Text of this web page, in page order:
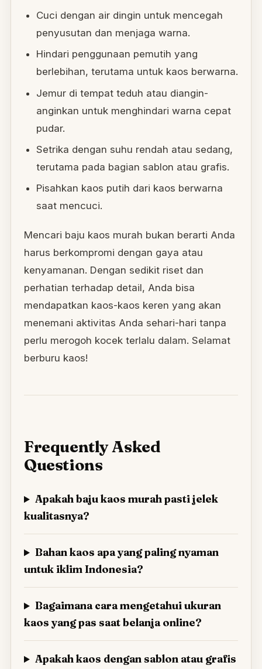
Cuci dengan air dingin untuk mencegah
penyusutan dan menjaga warna.
Hindari penggunaan pemutih yang
berlebihan, terutama untuk kaos berwarna.
Jemur di tempat teduh atau diangin-
anginkan untuk menghindari warna cepat
pudar.
Setrika dengan suhu rendah atau sedang,
terutama pada bagian sablon atau grafis.
Pisahkan kaos putih dari kaos berwarna
saat mencuci.
Mencari baju kaos murah bukan berarti Anda
harus berkompromi dengan gaya atau
kenyamanan. Dengan sedikit riset dan
perhatian terhadap detail, Anda bisa
mendapatkan kaos-kaos keren yang akan
menemani aktivitas Anda sehari-hari tanpa
perlu merogoh kocek terlalu dalam. Selamat
berburu kaos!
Frequently Asked
Questions
Apakah baju kaos murah pasti jelek
kualitasnya?
Bahan kaos apa yang paling nyaman
untuk iklim Indonesia?
Bagaimana cara mengetahui ukuran
kaos yang pas saat belanja online?
Apakah kaos dengan sablon atau grafis